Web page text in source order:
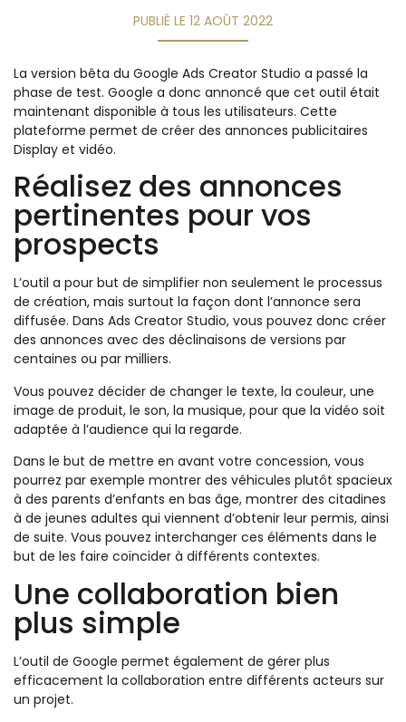
PUBLIÉ LE 12 AOÛT 2022
La version bêta du Google Ads Creator Studio a passé la
phase de test. Google a donc annoncé que cet outil était
maintenant disponible à tous les utilisateurs. Cette
plateforme permet de créer des annonces publicitaires
Display et vidéo.
Réalisez des annonces
pertinentes pour vos
prospects
L’outil a pour but de simplifier non seulement le processus
de création, mais surtout la façon dont l’annonce sera
diffusée. Dans Ads Creator Studio, vous pouvez donc créer
des annonces avec des déclinaisons de versions par
centaines ou par milliers.
Vous pouvez décider de changer le texte, la couleur, une
image de produit, le son, la musique, pour que la vidéo soit
adaptée à l’audience qui la regarde.
Dans le but de mettre en avant votre concession, vous
pourrez par exemple montrer des véhicules plutôt spacieux
à des parents d’enfants en bas âge, montrer des citadines
à de jeunes adultes qui viennent d’obtenir leur permis, ainsi
de suite. Vous pouvez interchanger ces éléments dans le
but de les faire coïncider à différents contextes.
Une collaboration bien
plus simple
L’outil de Google permet également de gérer plus
efficacement la collaboration entre différents acteurs sur
un projet.